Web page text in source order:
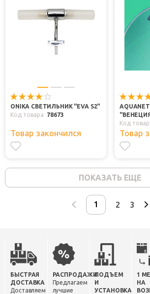
ONIKA СВЕТИЛЬНИК "EVA S2"
Код товара
78673
Товар закончился
Код
Товар
ПОКАЗАТЬ ЕЩЕ
2 3
БЫСТРАЯ
ДОСТАВКА
Доставляем
РАСПРОДАЖИ
Предлагаем
лучшие
ПОДЪЕМ
И
УСТАНОВКА
1
НА